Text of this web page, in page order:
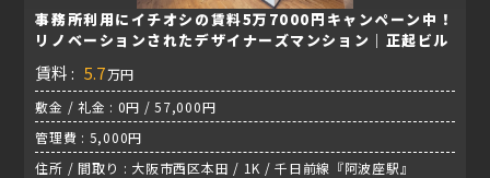
事務所利用にイチオシの賃料5万7000円キャンペーン中！
リノベーションされたデザイナーズマンション｜正起ビル
賃料 : 5.7万円
敷金 / 礼金 : 0円 / 57,000円
管理費 : 5,000円
住所 / 間取り : 大阪市西区本田 / 1K / 千日前線『阿波座駅』